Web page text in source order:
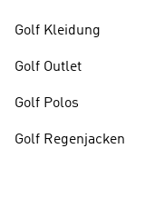
Golf Kleidung
Golf Outlet
Golf Polos
Golf Regenjacken